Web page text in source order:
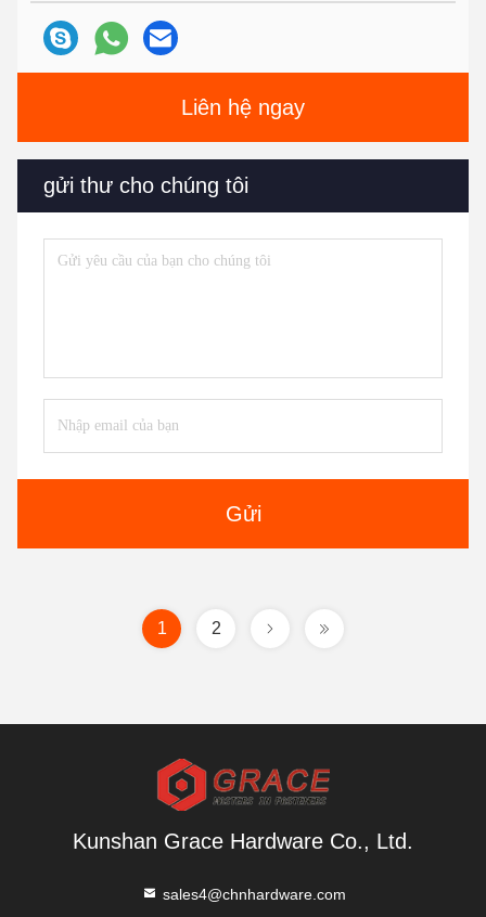
Liên hệ ngay
gửi thư cho chúng tôi
Gửi
1 2
Kunshan Grace Hardware Co., Ltd.
sales4@chnhardware.com